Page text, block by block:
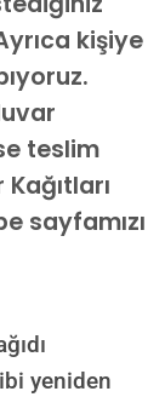
son hali
kişiye
teslim
sayfamızı
yeniden